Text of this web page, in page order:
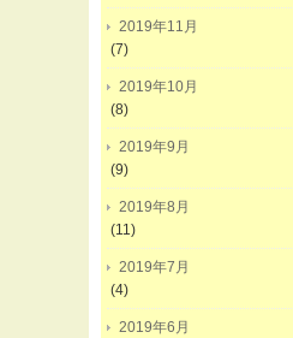
2019年11月
(7)
2019年10月
(8)
2019年9月
(9)
2019年8月
(11)
2019年7月
(4)
2019年6月